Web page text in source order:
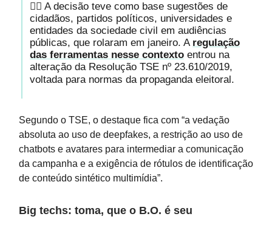
🧑‍⚖️ A decisão teve como base sugestões de
cidadãos, partidos políticos, universidades e
entidades da sociedade civil em audiências
públicas, que rolaram em janeiro. A regulação
das ferramentas nesse contexto entrou na
alteração da Resolução TSE nº 23.610/2019,
voltada para normas da propaganda eleitoral.
Segundo o TSE, o destaque fica com “a vedação
absoluta ao uso de deepfakes, a restrição ao uso de
chatbots e avatares para intermediar a comunicação
da campanha e a exigência de rótulos de identificação
de conteúdo sintético multimídia”.
Big techs: toma, que o B.O. é seu